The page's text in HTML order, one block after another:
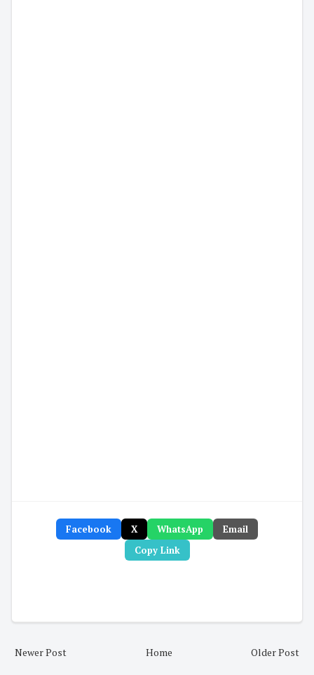
Facebook X WhatsApp
Email
Copy Link
Newer Post Older Post
Home